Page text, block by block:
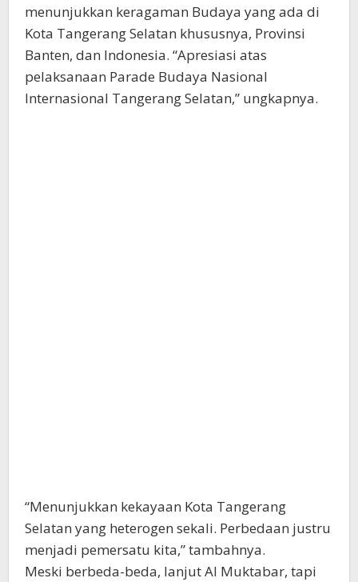
menunjukkan keragaman Budaya yang ada di
Kota Tangerang Selatan khususnya, Provinsi
Banten, dan Indonesia. “Apresiasi atas
pelaksanaan Parade Budaya Nasional
Internasional Tangerang Selatan,” ungkapnya.
“Menunjukkan kekayaan Kota Tangerang
Selatan yang heterogen sekali. Perbedaan justru
menjadi pemersatu kita,” tambahnya.
Meski berbeda-beda, lanjut Al Muktabar, tapi